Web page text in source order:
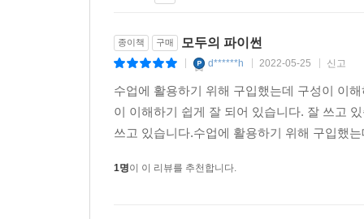
종이책 구매 모두의 파이썬
d******h 2022-05-25 신고
수업에 활용하기 위해 구입했는데 구성이 이
이 이해하기 쉽게 잘 되어 있습니다. 잘 쓰고
쓰고 있습니다.수업에 활용하기 위해 구입했
1명이 이 리뷰를 추천합니다.